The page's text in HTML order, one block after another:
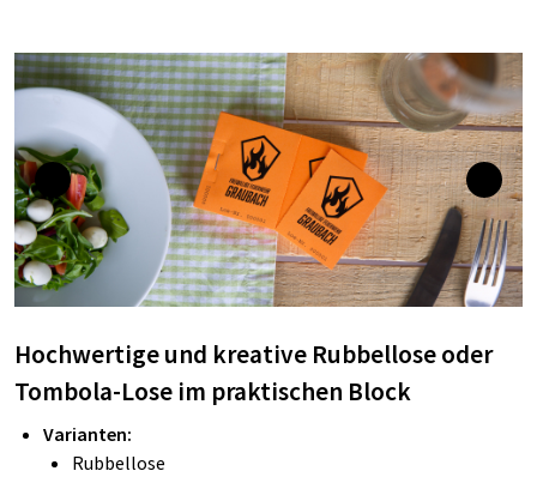
Hochwertige und kreative Rubbellose oder
Tombola-Lose im praktischen Block
Varianten:
Rubbellose